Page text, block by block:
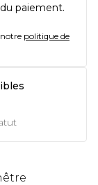
paiement.
politique de